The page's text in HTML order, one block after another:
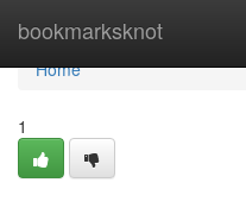
bookmarksknot
Home
Home
1